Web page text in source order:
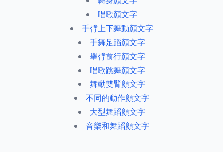
唱歌顏文字
手臂上下舞動顏文字
手舞足蹈顏文字
舉臂前行顏文字
唱歌跳舞顏文字
舞動雙臂顏文字
不同的動作顏文字
大型舞蹈顏文字
音樂和舞蹈顏文字